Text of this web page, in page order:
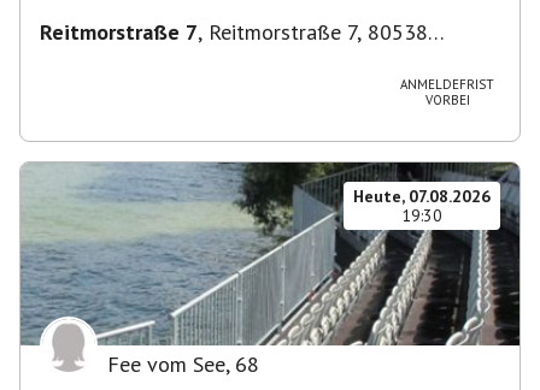
Reitmorstraße 7, Reitmorstraße 7, 80538
ANMELDEFRIST
VORBEI
Heute, 07.08.2026
19:30
Fee vom See, 68